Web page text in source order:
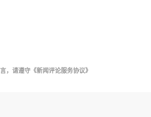
，请遵守 《新闻评论服务协议》